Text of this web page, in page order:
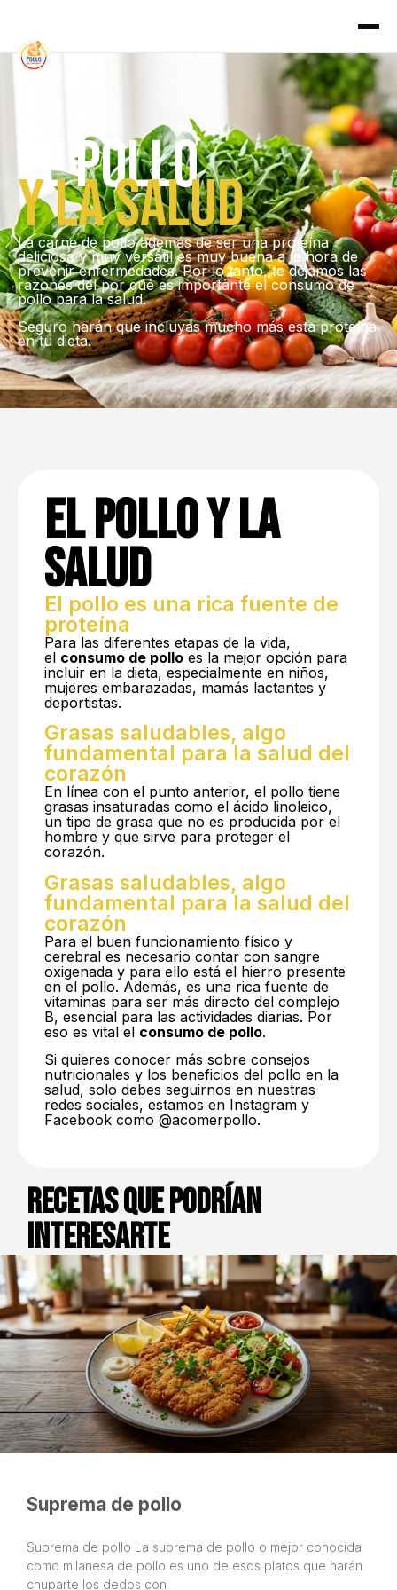
El pollo
y la salud
La carne de pollo además de ser una proteína
deliciosa y muy versátil es muy buena a la hora de
prevenir enfermedades. Por lo tanto, te dejamos las
razones del por qué es importante el consumo de
pollo para la salud.
Seguro harán que incluyas mucho más esta proteína
en tu dieta.
El pollo y la
salud
El pollo es una rica fuente de
proteína
Para las diferentes etapas de la vida,
el consumo de pollo es la mejor opción para
incluir en la dieta, especialmente en niños,
mujeres embarazadas, mamás lactantes y
deportistas.
Grasas saludables, algo
fundamental para la salud del
corazón
En línea con el punto anterior, el pollo tiene
grasas insaturadas como el ácido linoleico,
un tipo de grasa que no es producida por el
hombre y que sirve para proteger el
corazón.
Grasas saludables, algo
fundamental para la salud del
corazón
Para el buen funcionamiento físico y
cerebral es necesario contar con sangre
oxigenada y para ello está el hierro presente
en el pollo. Además, es una rica fuente de
vitaminas para ser más directo del complejo
B, esencial para las actividades diarias. Por
eso es vital el consumo de pollo.
Si quieres conocer más sobre consejos
nutricionales y los beneficios del pollo en la
salud, solo debes seguirnos en nuestras
redes sociales, estamos en Instagram y
Facebook como @acomerpollo.
Recetas que podrían
interesarte
Suprema de pollo
Suprema de pollo La suprema de pollo o mejor conocida
como milanesa de pollo es uno de esos platos que harán
chuparte los dedos con